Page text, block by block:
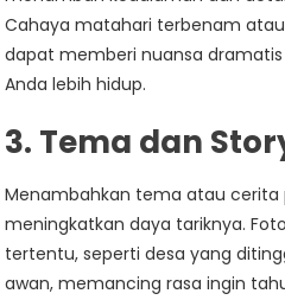
Cahaya matahari terbenam
dapat memberi nuansa
Anda lebih hidup.
3. Tema dan
Menambahkan tema atau
meningkatkan daya tariknya.
tertentu, seperti desa yang
awan, memancing rasa ingin